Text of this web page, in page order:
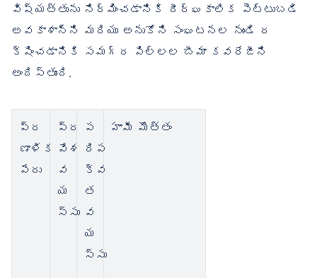
విష్యత్తును నిర్మించడానికి దీర్ఘకాలిక పెట్టుబడి
అవకాశాన్ని మరియు అనుకోని సంఘటనల నుండి ర
క్షించడానికి సమగ్ర పిల్లల బీమా కవరేజీని
అందిస్తుంది.
ప్ర
ణాళిక
పేరు
ప్ర
వేశ
వ
య
స్సు
ప
రిప
క్వ
త
వ
య
స్సు
హామీ మొత్తం